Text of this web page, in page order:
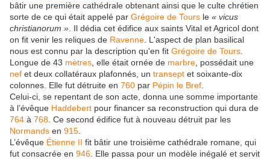
bâtir une première cathédrale obtenant ainsi que le culte chrétien
sorte de ce qui était appelé par Grégoire de Tours le « vicus
christianorum » . Il dédia cet édifice aux saints Vital et Agricol dont
on fit venir les reliques de Ravenne . L'aspect de plan basilical
nous est connu par la description qu'en fit Grégoire de Tours
Longue de 43 mètres , elle était ornée de marbre , possédait une
nef et deux collatéraux plafonnés, un transept et soixante-dix
colonnes. Elle fut détruite en 760 par Pépin le Bref
Celui-ci, se repentant de son acte, donna une somme importante
à l’évêque Haddebert pour financer sa reconstruction qui dura de
764 à 768 . Ce second édifice fut à nouveau détruit par les
Normands en 915
L’évêque Étienne II fit bâtir une troisième cathédrale romane, qui
fut consacrée en 946 . Elle passa pour un modèle inégalé et servit